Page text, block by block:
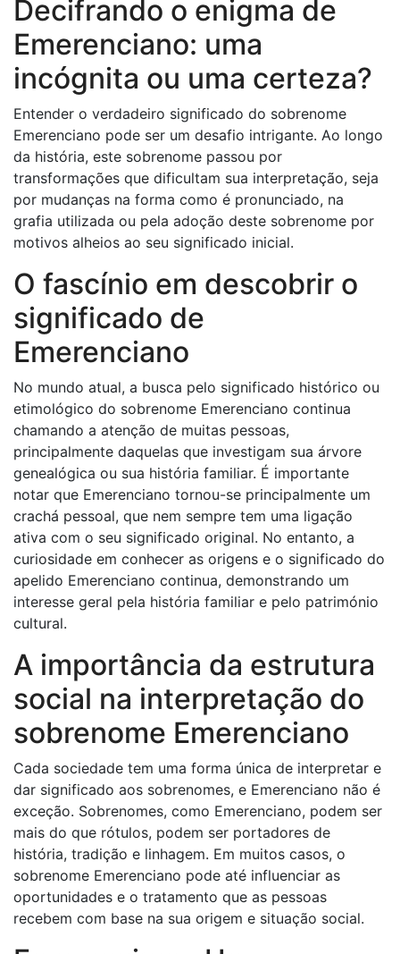
Decifrando o enigma de
Emerenciano: uma
incógnita ou uma certeza?
Entender o verdadeiro significado do sobrenome
Emerenciano pode ser um desafio intrigante. Ao longo
da história, este sobrenome passou por
transformações que dificultam sua interpretação, seja
por mudanças na forma como é pronunciado, na
grafia utilizada ou pela adoção deste sobrenome por
motivos alheios ao seu significado inicial.
O fascínio em descobrir o
significado de
Emerenciano
No mundo atual, a busca pelo significado histórico ou
etimológico do sobrenome Emerenciano continua
chamando a atenção de muitas pessoas,
principalmente daquelas que investigam sua árvore
genealógica ou sua história familiar. É importante
notar que Emerenciano tornou-se principalmente um
crachá pessoal, que nem sempre tem uma ligação
ativa com o seu significado original. No entanto, a
curiosidade em conhecer as origens e o significado do
apelido Emerenciano continua, demonstrando um
interesse geral pela história familiar e pelo património
cultural.
A importância da estrutura
social na interpretação do
sobrenome Emerenciano
Cada sociedade tem uma forma única de interpretar e
dar significado aos sobrenomes, e Emerenciano não é
exceção. Sobrenomes, como Emerenciano, podem ser
mais do que rótulos, podem ser portadores de
história, tradição e linhagem. Em muitos casos, o
sobrenome Emerenciano pode até influenciar as
oportunidades e o tratamento que as pessoas
recebem com base na sua origem e situação social.